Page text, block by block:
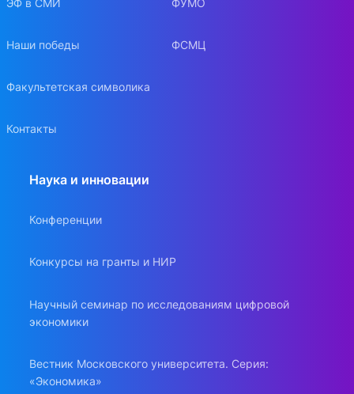
Наши победы
Факультетская символика
Контакты
ФСМЦ
Наука и инновации
Конференции
Конкурсы на гранты и НИР
Научный семинар по исследованиям цифровой
экономики
Вестник Московского университета. Серия:
«Экономика»